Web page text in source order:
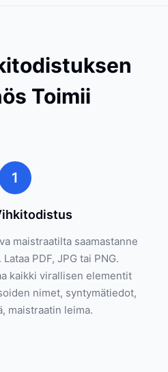
Toimii
1
maistraatilta saamastanne
PDF, JPG tai PNG.
kaikki virallisen elementit
nimet, syntymätiedot,
maistraatin leima.